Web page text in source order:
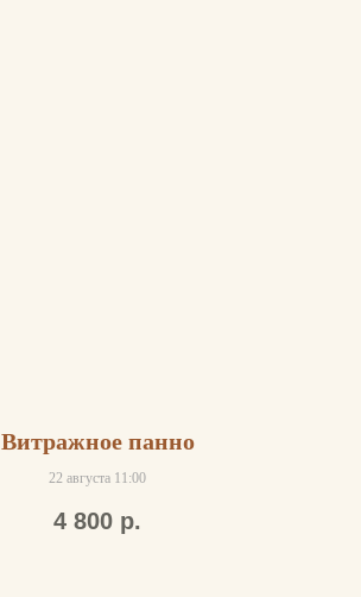
Витражное панно
22 августа 11:00
4 800 р.